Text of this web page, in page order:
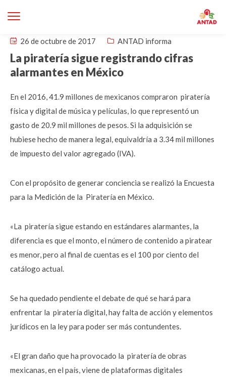
26 de octubre de 2017 ANTAD informa
La piratería sigue registrando cifras
alarmantes en México
En el 2016, 41.9 millones de mexicanos compraron piratería
física y digital de música y películas, lo que representó un
gasto de 20.9 mil millones de pesos. Si la adquisición se
hubiese hecho de manera legal, equivaldría a 3.34 mil millones
de impuesto del valor agregado (IVA).
Con el propósito de generar conciencia se realizó la Encuesta
para la Medición de la Piratería en México.
«La piratería sigue estando en estándares alarmantes, la
diferencia es que el monto, el número de contenido a piratear
es menor, pero al final de cuentas es el 100 por ciento del
catálogo actual.
Se ha quedado pendiente el debate de qué se hará para
enfrentar la piratería digital, hay falta de acción y elementos
jurídicos en la ley para poder ser más contundentes.
«El gran daño que ha provocado la piratería de obras
mexicanas, en el país, viene de plataformas digitales